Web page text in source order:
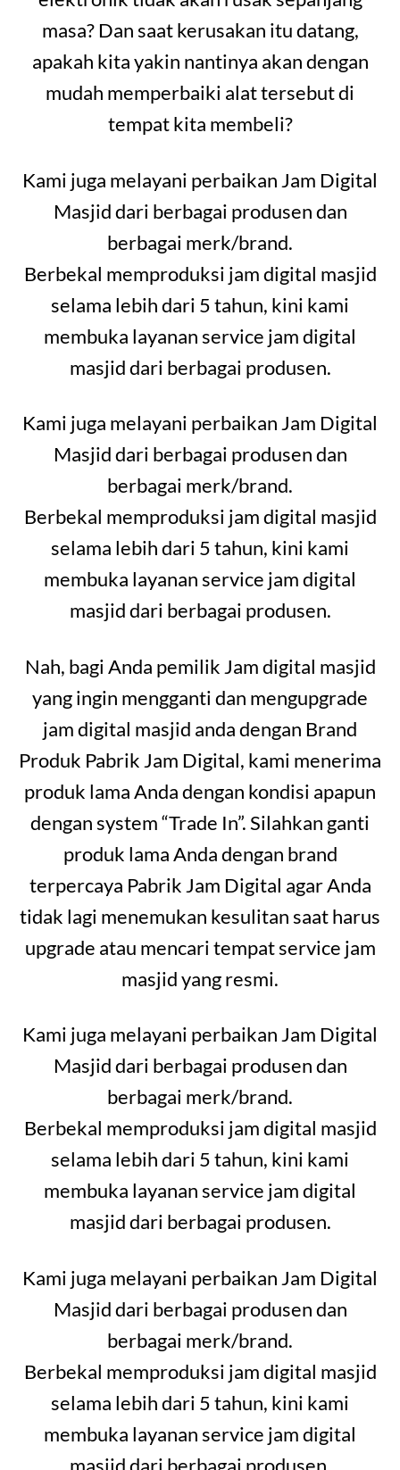
masa? Dan saat kerusakan itu datang,
apakah kita yakin nantinya akan dengan
mudah memperbaiki alat tersebut di
tempat kita membeli?
Kami juga melayani perbaikan Jam Digital
Masjid dari berbagai produsen dan
berbagai merk/brand.
Berbekal memproduksi jam digital masjid
selama lebih dari 5 tahun, kini kami
membuka layanan service jam digital
masjid dari berbagai produsen.
Kami juga melayani perbaikan Jam Digital
Masjid dari berbagai produsen dan
berbagai merk/brand.
Berbekal memproduksi jam digital masjid
selama lebih dari 5 tahun, kini kami
membuka layanan service jam digital
masjid dari berbagai produsen.
Nah, bagi Anda pemilik Jam digital masjid
yang ingin mengganti dan mengupgrade
jam digital masjid anda dengan Brand
Produk Pabrik Jam Digital, kami menerima
produk lama Anda dengan kondisi apapun
dengan system “Trade In”. Silahkan ganti
produk lama Anda dengan brand
terpercaya Pabrik Jam Digital agar Anda
tidak lagi menemukan kesulitan saat harus
upgrade atau mencari tempat service jam
masjid yang resmi.
Kami juga melayani perbaikan Jam Digital
Masjid dari berbagai produsen dan
berbagai merk/brand.
Berbekal memproduksi jam digital masjid
selama lebih dari 5 tahun, kini kami
membuka layanan service jam digital
masjid dari berbagai produsen.
Kami juga melayani perbaikan Jam Digital
Masjid dari berbagai produsen dan
berbagai merk/brand.
Berbekal memproduksi jam digital masjid
selama lebih dari 5 tahun, kini kami
membuka layanan service jam digital
masjid dari berbagai produsen.